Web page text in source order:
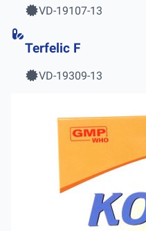
VD-19107-13
Terfelic F
VD-19309-13